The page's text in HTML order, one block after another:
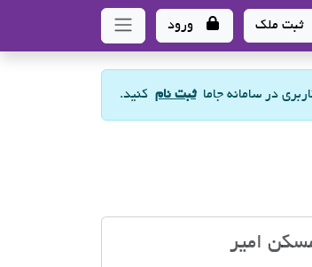
ثبت ملک ورود
در سامانه جاماثبت نام کنید.
امیر